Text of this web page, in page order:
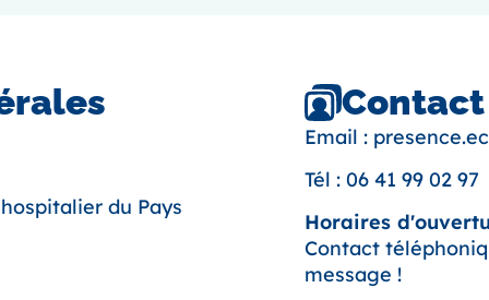
du Pays
Contact
Email :
Tél : 06 41 99 02 97
Horaires
Contact
message !